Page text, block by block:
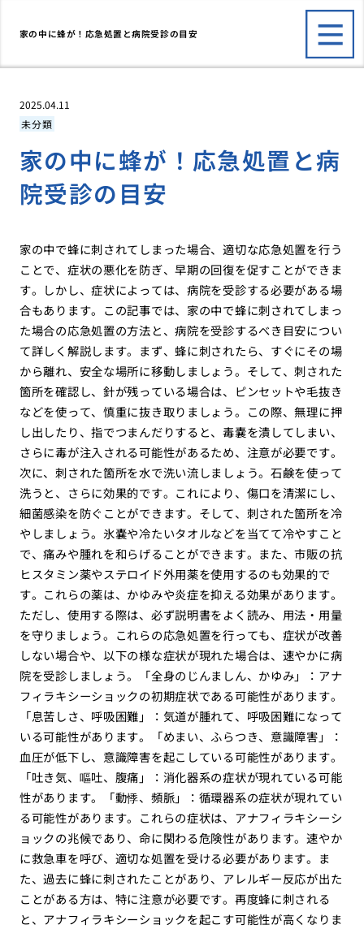
家の中に蜂が！応急処置と病院受診の目安
2025.04.11
未分類
家の中に蜂が！応急処置と病
院受診の目安
家の中で蜂に刺されてしまった場合、適切な応急処置を行う
ことで、症状の悪化を防ぎ、早期の回復を促すことができま
す。しかし、症状によっては、病院を受診する必要がある場
合もあります。この記事では、家の中で蜂に刺されてしまっ
た場合の応急処置の方法と、病院を受診するべき目安につい
て詳しく解説します。まず、蜂に刺されたら、すぐにその場
から離れ、安全な場所に移動しましょう。そして、刺された
箇所を確認し、針が残っている場合は、ピンセットや毛抜き
などを使って、慎重に抜き取りましょう。この際、無理に押
し出したり、指でつまんだりすると、毒嚢を潰してしまい、
さらに毒が注入される可能性があるため、注意が必要です。
次に、刺された箇所を水で洗い流しましょう。石鹸を使って
洗うと、さらに効果的です。これにより、傷口を清潔にし、
細菌感染を防ぐことができます。そして、刺された箇所を冷
やしましょう。氷嚢や冷たいタオルなどを当てて冷やすこと
で、痛みや腫れを和らげることができます。また、市販の抗
ヒスタミン薬やステロイド外用薬を使用するのも効果的で
す。これらの薬は、かゆみや炎症を抑える効果があります。
ただし、使用する際は、必ず説明書をよく読み、用法・用量
を守りましょう。これらの応急処置を行っても、症状が改善
しない場合や、以下の様な症状が現れた場合は、速やかに病
院を受診しましょう。「全身のじんましん、かゆみ」：アナ
フィラキシーショックの初期症状である可能性があります。
「息苦しさ、呼吸困難」：気道が腫れて、呼吸困難になって
いる可能性があります。「めまい、ふらつき、意識障害」：
血圧が低下し、意識障害を起こしている可能性があります。
「吐き気、嘔吐、腹痛」：消化器系の症状が現れている可能
性があります。「動悸、頻脈」：循環器系の症状が現れてい
る可能性があります。これらの症状は、アナフィラキシーシ
ョックの兆候であり、命に関わる危険性があります。速やか
に救急車を呼び、適切な処置を受ける必要があります。ま
た、過去に蜂に刺されたことがあり、アレルギー反応が出た
ことがある方は、特に注意が必要です。再度蜂に刺される
と、アナフィラキシーショックを起こす可能性が高くなりま